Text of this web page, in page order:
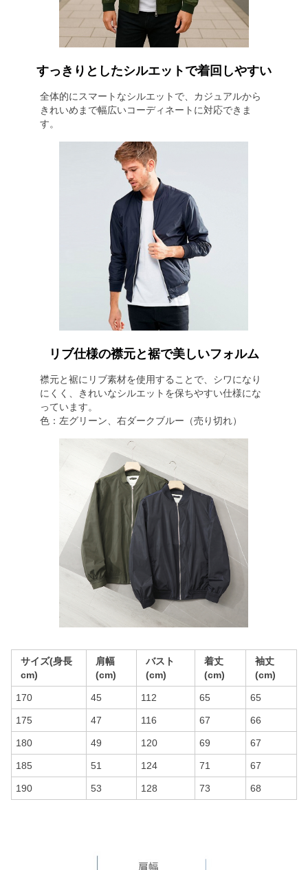
すっきりとしたシルエットで着回しやすい
全体的にスマートなシルエットで、カジュアルから
きれいめまで幅広いコーディネートに対応できま
す。
リブ仕様の襟元と裾で美しいフォルム
襟元と裾にリブ素材を使用することで、シワになり
にくく、きれいなシルエットを保ちやすい仕様にな
っています。
色：左グリーン、右ダークブルー（売り切れ）
サイズ(身長
cm)
肩幅
(cm)
バスト
(cm)
着丈
(cm)
袖丈
(cm)
170 45 112 65 65
175 47 116 67 66
180 49 120 69 67
185 51 124 71 67
190 53 128 73 68